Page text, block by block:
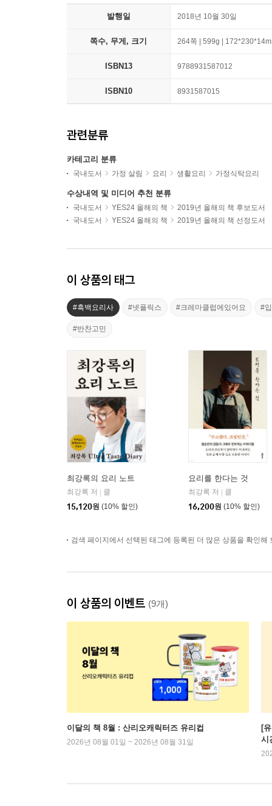
발행일 2018년 10월 30일
쪽수, 무게, 크기 264쪽 | 599g |
ISBN13 9788931587012
ISBN10 8931587015
관련분류
카테고리 분류
국내도서 가정 살림 요리 생활요리 가정식탁요리
수상내역 및 미디어 추천 분류
국내도서 YES24 올해의 책
2019년 올해의 책 후보도서
국내도서
YES24 올해의 책 2019년 올해의 책 선정도서
이 상품의 태그
#흑백요리사 #넷플릭스 #크레마클럽에있어요 #
#반찬고민
최강록의 요리 노트
최강록 저
클
15,120원 (10% 할인)
요리를 한다는 것
최강록 저
클
16,200원 (10% 할인)
검색 페이지에서 선택된 태그에 등록된 더 많은 상품을 확인해
이 상품의 이벤트 (9개)
이달의 책 8월 : 산리오캐릭터즈 유리컵
2026년 08월 01일 ~ 2026년 08월 31일
[
시